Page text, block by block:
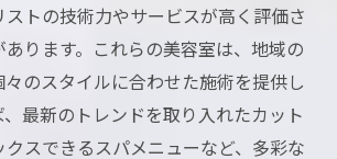
トの技術力やサービスが高く評価さ
ります。これらの美容室は、地域の
のスタイルに合わせた施術を提供し
最新のトレンドを取り入れたカット
スできるスパメニューなど、多彩な